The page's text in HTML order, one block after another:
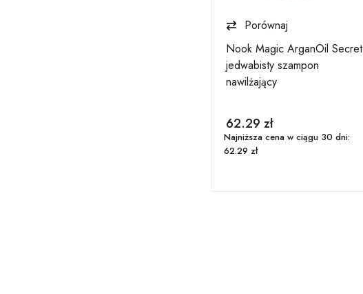
Porównaj
Nook Magic ArganOil Secret
jedwabisty szampon
nawilżający
62.29 zł
Najniższa cena w ciągu 30 dni:
62.29 zł